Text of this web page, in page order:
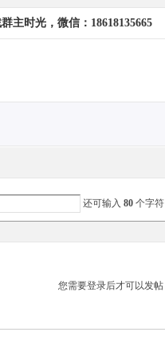
主时光，微信：18618135665
还可输入 80 个字符
您需要登录后才可以发帖